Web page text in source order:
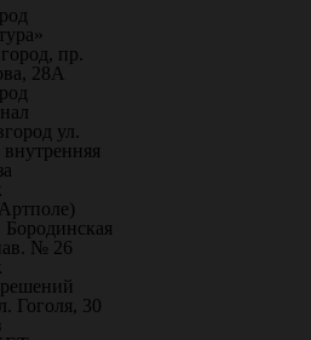
пр.
28А
ул.
Бородинская
№ 26
Гоголя, 30